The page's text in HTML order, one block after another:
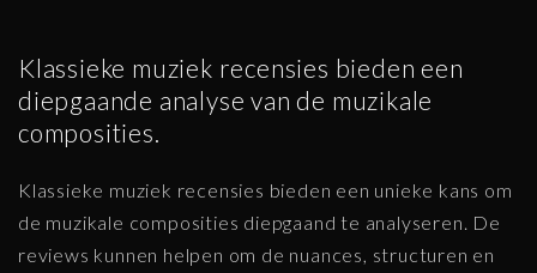
Klassieke muziek recensies bieden een
diepgaande analyse van de muzikale
composities.
Klassieke muziek recensies bieden een unieke kans om
de muzikale composities diepgaand te analyseren. De
reviews kunnen helpen om de nuances, structuren en